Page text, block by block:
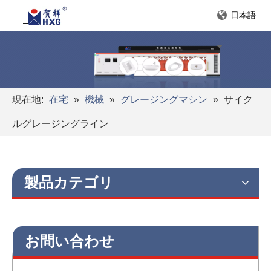
日本語
現在地: 在宅 » 機械 » グレージングマシン » サイク
ルグレージングライン
製品カテゴリ
お問い合わせ